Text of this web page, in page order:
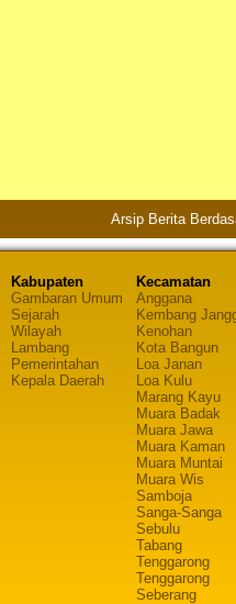
Arsip Berita
Kabupaten
Gambaran Umum
Sejarah
Wilayah
Lambang
Pemerintahan
Kepala Daerah
Kecamatan
Anggana
Kembang
Kenohan
Kota Bangun
Loa Janan
Loa Kulu
Marang Kayu
Muara Badak
Muara Jawa
Muara Kaman
Muara Muntai
Muara Wis
Samboja
Sanga-Sanga
Sebulu
Tabang
Tenggarong
Tenggarong
Seberang